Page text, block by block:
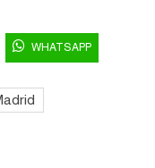
WHATSAPP